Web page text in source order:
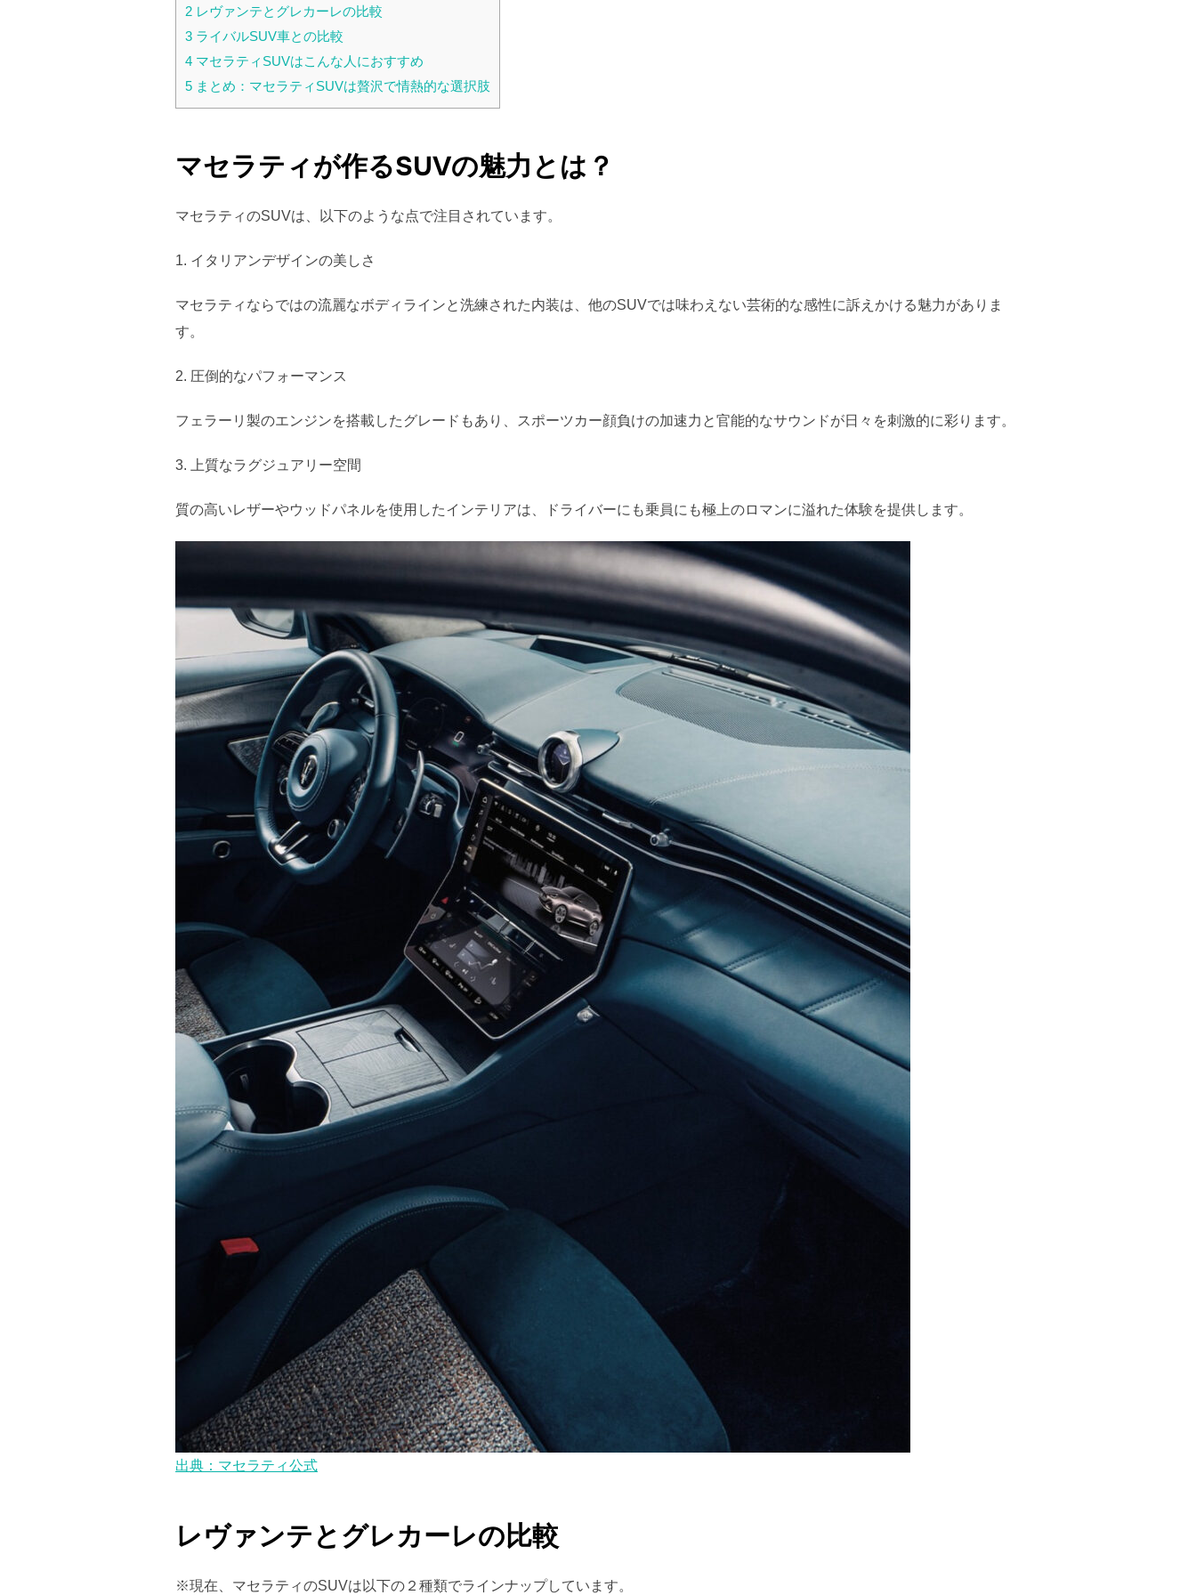
2 レヴァンテとグレカーレの比較
3 ライバルSUV車との比較
4 マセラティSUVはこんな人におすすめ
5 まとめ：マセラティSUVは贅沢で情熱的な選択肢
マセラティが作るSUVの魅力とは？
マセラティのSUVは、以下のような点で注目されています。
1. イタリアンデザインの美しさ
マセラティならではの流麗なボディラインと洗練された内装は、他のSUVでは味わえない芸術的な感性に訴えかける魅力がありま
す。
2. 圧倒的なパフォーマンス
フェラーリ製のエンジンを搭載したグレードもあり、スポーツカー顔負けの加速力と官能的なサウンドが日々を刺激的に彩ります。
3. 上質なラグジュアリー空間
質の高いレザーやウッドパネルを使用したインテリアは、ドライバーにも乗員にも極上のロマンに溢れた体験を提供します。
出典：マセラティ公式
レヴァンテとグレカーレの比較
※現在、マセラティのSUVは以下の２種類でラインナップしています。